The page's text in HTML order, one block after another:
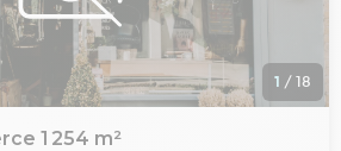
1 / 18
1 254 m²